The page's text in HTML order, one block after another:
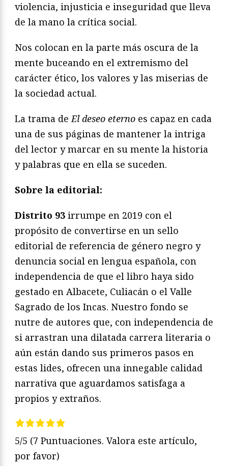
violencia, injusticia e inseguridad que lleva
de la mano la crítica social.
Nos colocan en la parte más oscura de la
mente buceando en el extremismo del
carácter ético, los valores y las miserias de
la sociedad actual.
La trama deEl deseo eterno es capaz en cada
una de sus páginas de mantener la intriga
del lector y marcar en su mente la historia
y palabras que en ella se suceden.
Sobre la editorial:
Distrito 93 irrumpe en 2019 con el
propósito de convertirse en un sello
editorial de referencia de género negro y
denuncia social en lengua española, con
independencia de que el libro haya sido
gestado en Albacete, Culiacán o el Valle
Sagrado de los Incas. Nuestro fondo se
nutre de autores que, con independencia de
si arrastran una dilatada carrera literaria o
aún están dando sus primeros pasos en
estas lides, ofrecen una innegable calidad
narrativa que aguardamos satisfaga a
propios y extraños.
5/5 (7 Puntuaciones. Valora este artículo,
por favor)